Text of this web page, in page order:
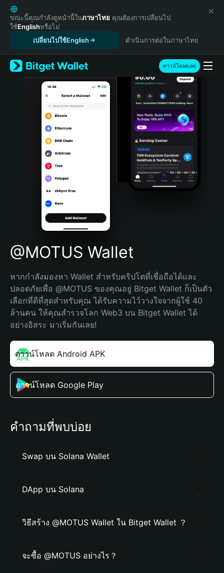
English
日本語
Tiếng Việt
Español (Latinoamérica)
Türkçe
Italiano
Português (Portugal)
Bahasa Indonesia
Português (Brasil)
Español (Argentina)
ขณะนี้คุณกำลังดูหน้านี้ในภาษาไทย คุณต้องการเปลี่ยนไป
ใช้Englishหรือไม่
เปลี่ยนไปใช้English
ดำเนินการต่อในภาษาไทย
ดาวน์โหลดเลย
@MOTUS Wallet
หากกำลังมองหา Wallet สำหรับคริปโตที่เชื่อถือได้และ
ปลอดภัยเพื่อ @MOTUS ของคุณอยู่ Bitget Wallet ก็เป็นตัว
เลือกที่ดีที่สุดสำหรับคุณ ได้รับความไว้วางใจจากผู้ใช้ 40
ล้านคน ให้คุณสำรวจโลก Web3 บน Bitget Wallet ได้
อย่างอิสระ มาเริ่มกันเลย!
ดาวน์โหลด Android APK
ดาวน์โหลด Google Play
คำถามที่พบบ่อย
Swap บน Solana Wallet
DApp บน Solana
วิธีสร้าง @MOTUS Wallet ใน Bitget Wallet ？
จะซื้อ @MOTUS อย่างไร？